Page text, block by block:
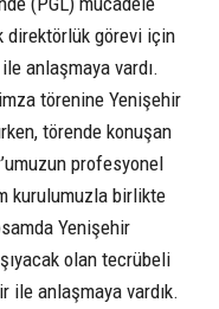
direktörlük görevi için
anlaşmaya vardı.
törenine Yenişehir
törende konuşan
profesyonel
kurulumuzla birlikte
Yenişehir
olan tecrübeli
ile anlaşmaya vardık.